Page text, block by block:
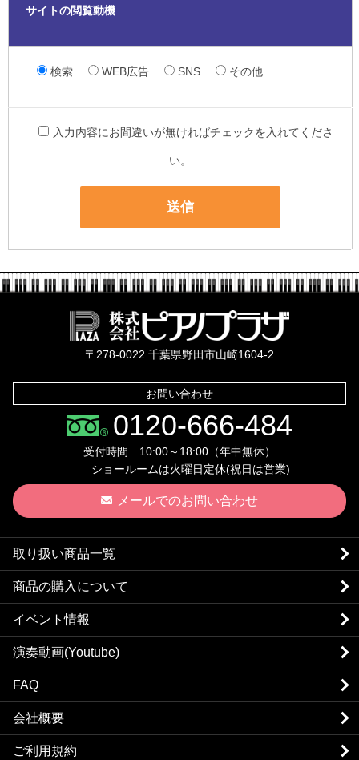
サイトの閲覧動機
検索 WEB広告 SNS その他
入力内容にお間違いが無ければチェックを入れてくださ
い。
〒278-0022 千葉県野田市山崎1604-2
お問い合わせ
0120-666-484
受付時間 10:00～18:00（年中無休）
ショールームは火曜日定休(祝日は営業)
メールでのお問い合わせ
取り扱い商品一覧
商品の購入について
イベント情報
演奏動画(Youtube)
FAQ
会社概要
ご利用規約